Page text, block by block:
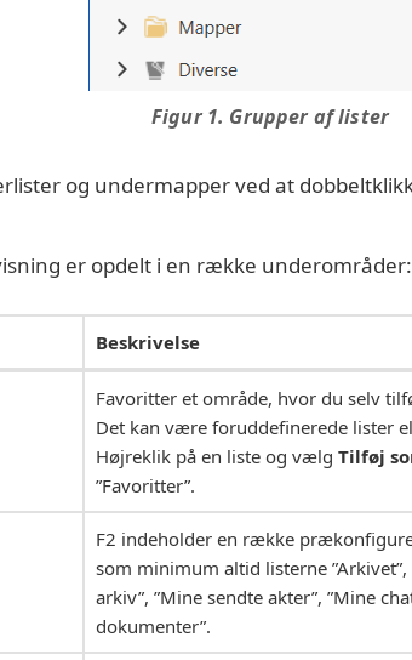
Figur 1. Grupper af lister
og undermapper ved at
er opdelt i en række underområder:
Beskrivelse
Favoritter et område, hvor du selv
Det kan være foruddefinerede lister
Højreklik på en liste og vælg Tilføj
”Favoritter”.
F2 indeholder en række
som minimum altid listerne
arkiv”, ”Mine sendte akter”, ”Mine
dokumenter”.